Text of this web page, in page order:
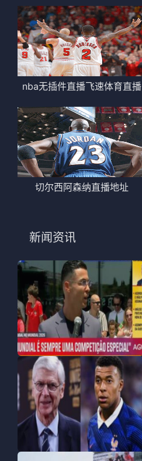
nba无插件直播飞速体育直播
切尔西阿森纳直播地址
新闻资讯